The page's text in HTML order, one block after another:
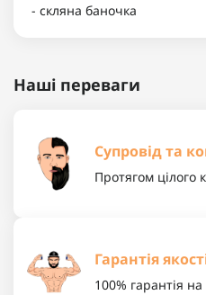
- скляна баночка
Наші переваги
Супровід та
Протягом цілого
Гарантія
100% гарантія